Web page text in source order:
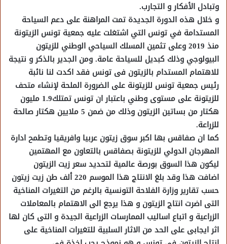
وتبادل الأفكار و التجارب.
و خلال هذه الدورة الجديدة تمت المراهنة على دعم السياحة
المستدامة في تونس التي اشتغلت عليه جمعية تونس الزيتونة
منذ 2019 وعلى تثمين المسلك السياحي الوطني للزيتون
البيولوجي وذلك كبديل للسياحة عامة. ومن الجدير بالذكر و نتيجة
للاهتمام المستدام بالزيتون فى تونس فقد اكدت لنا نائبة
رئيس جمعية تونس للزيتونة على الضرورة الملحة لإنشاء متحف
للزيتونة على مستوى وطني باعتبار ان تونس تمتلك1.9 مليون
هكتار من بساتين الزيتون وذلك من ضمن 5 ملايين هكتار صالحة
للزراعة.
كما ان صفاقس بها اكبر سوق زيتون عربيا وافريقيا وتطمح ادارة
المهرجان الدولي للزيتونة بصفاقس بالتعاون مع المهتمين
ليكون هذا السوق بورصة عالمية لتحديد سعر زيت الزيتون
اضافت هذا وقد بلغ الانتاج هذا الموسم 220 ألف طن زيت زيتون
حسب تقارير وزارة الفلاحة التونسية بالرغم من التغيرات المناخية
التى اضرت انتاج الزيتون و هذا يرجع الى الاهتمام بالمعاملات
الزراعية و اتباع اساليب الممارسات الزراعية الجيدة و التى كان لها
اثر ايجابى على الحد من الاثار السلبية للتغيرات المناخية على